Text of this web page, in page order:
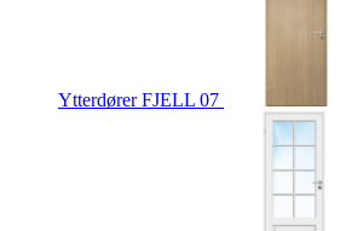
YtterdørerFJELL 07